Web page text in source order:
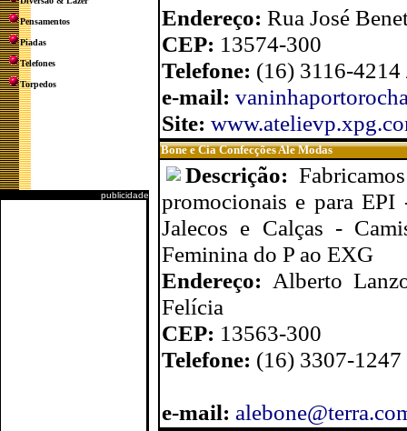
Pensamentos
Piadas
Telefones
Torpedos
publicidade
Endereço: Rua José
CEP: 13574-300
Telefone: (16) 3116-
e-mail:
Site:
Bone e Cia Confecções Ale Modas
Descrição:
promocionais e para EPI
Jalecos e Calças -
Feminina do P ao EXG
Endereço: Alberto
Felícia
CEP: 13563-300
Telefone: (16) 3307-1247
e-mail: